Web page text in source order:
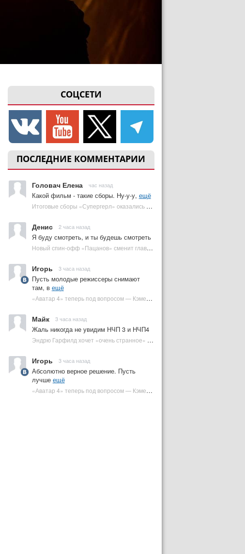
СОЦСЕТИ
ПОСЛЕДНИЕ КОММЕНТАРИИ
Головач Елена час назад
Какой фильм - такие сборы. Ну-у-у, ещё
Итоговые сборы «Супергерл» оказались худшими для DC за два десятилетия | Plugged In Ru
Денис 2 часа назад
Я буду смотреть, и ты будешь смотреть
Новый спин-офф «Пацанов» сменит главного героя | Plugged In Ru
Игорь 3 часа назад
Пусть молодые режиссеры снимают
там, в ещё
«Аватар 4» теперь под вопросом — Кэмерон решил отойти от продолжения | Plugged In Ru
Майк 3 часа назад
Жаль никогда не увидим НЧП 3 и НЧП4
Эндрю Гарфилд хочет «очень странное» возвращение Человека-паука в MCU | Plugged In Ru
Игорь 3 часа назад
Абсолютно верное решение. Пусть
лучше ещё
«Аватар 4» теперь под вопросом — Кэмерон решил отойти от продолжения | Plugged In Ru